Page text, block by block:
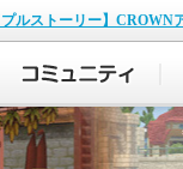
プルストーリー】CROWN